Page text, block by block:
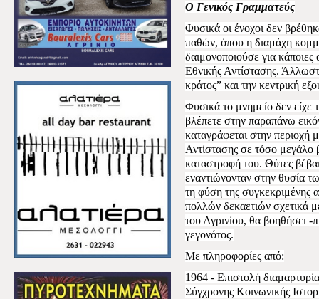
Ο Γενικός Γραμματεύς
Φυσικά οι ένοχοι δεν
παθών, όπου η διαμάχη
δαιμονοποιούσε για
Εθνικής Αντίστασης.
κράτος” και την κεντρική
Φυσικά το μνημείο δεν είχε
βλέπετε στην παραπάνω
καταγράφεται στην περιοχή
Αντίστασης σε τόσο
καταστροφή του. Θύτες
εναντιώνονταν στην θυσία
τη φύση της συγκεκριμένης
πολλών δεκαετιών σχετικά
του Αγρινίου, θα βοηθήσει
γεγονότος.
Με πληροφορίες από:
1964 - Επιστολή
Σύγχρονης Κοινωνικής